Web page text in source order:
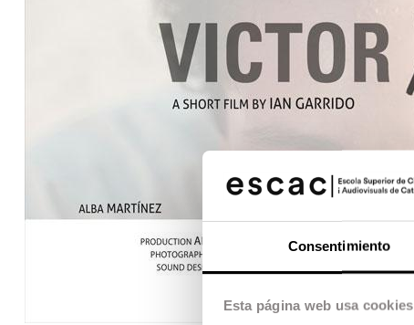
Consentimiento
Esta página web usa cookies